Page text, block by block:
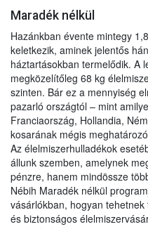
Maradék nélkül
Hazánkban évente mintegy
keletkezik, aminek jelentős
háztartásokban termelődik. A
megközelítőleg 68 kg
szinten. Bár ez a mennyiség
pazarló országtól – mint
Franciaország, Hollandia,
kosarának mégis
Az élelmiszerhulladékok
állunk szemben, amelynek
pénzre, hanem mindössze
Nébih Maradék nélkül
vásárlókban, hogyan
és biztonságos